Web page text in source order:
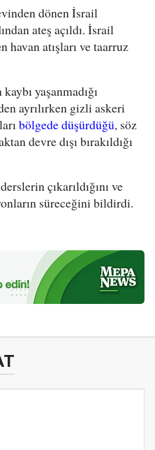
dönen İsrail
ateş açıldı. İsrail
havan atışları ve taarruz
yaşanmadığı
ayrılırken gizli askeri
bölgede düşürdüğü, söz
devre dışı bırakıldığı
çıkarıldığını ve
süreceğini bildirdi.